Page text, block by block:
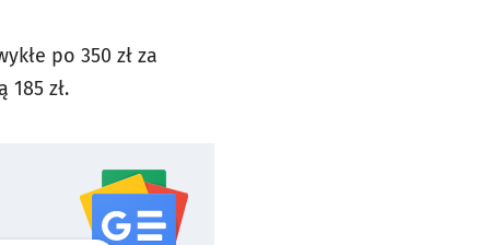
po 350 zł za
185 zł.